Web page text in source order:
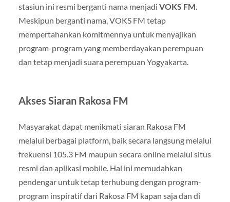
stasiun ini resmi berganti nama menjadi VOKS FM.
Meskipun berganti nama, VOKS FM tetap
mempertahankan komitmennya untuk menyajikan
program-program yang memberdayakan perempuan
dan tetap menjadi suara perempuan Yogyakarta.
Akses Siaran Rakosa FM
Masyarakat dapat menikmati siaran Rakosa FM
melalui berbagai platform, baik secara langsung melalui
frekuensi 105.3 FM maupun secara online melalui situs
resmi dan aplikasi mobile. Hal ini memudahkan
pendengar untuk tetap terhubung dengan program-
program inspiratif dari Rakosa FM kapan saja dan di